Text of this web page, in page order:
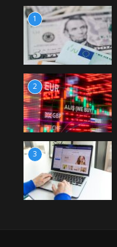
1
2
3